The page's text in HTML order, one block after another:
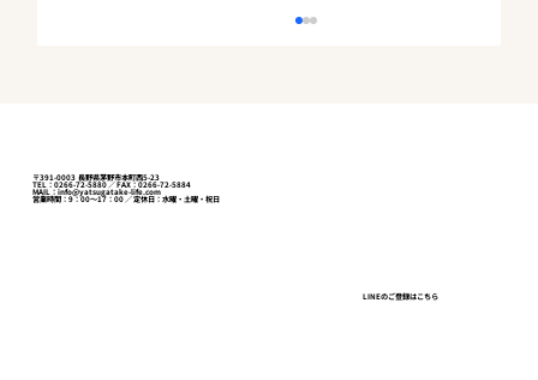
事業用定期借地権付きの店舗を関連会社
〒391-0003 長野県茅野市本町西5-23
TEL：0266-72-5880 ／ FAX：0266-72-5884
MAIL：info@yatsugatake-life.com
営業時間：9：00～17：00 ／ 定休日：水曜・土曜・祝日
LINEのご登録はこちら